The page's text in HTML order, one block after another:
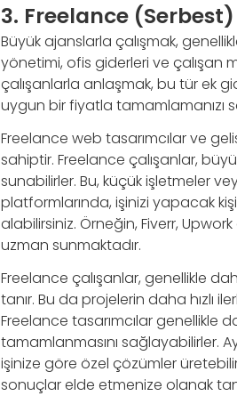
3. Freelance
Büyük ajanslarla çalışmak,
yönetimi, ofis giderleri ve çalışan
çalışanlarla anlaşmak, bu tür ek
uygun bir fiyatla tamamlamanızı
Freelance web tasarımcılar ve
sahiptir. Freelance çalışanlar,
sunabilirler. Bu, küçük işletmeler
platformlarında, işinizi yapacak
alabilirsiniz. Örneğin, Fiverr,
uzman sunmaktadır.
Freelance çalışanlar, genellikle
tanır. Bu da projelerin daha hızlı
Freelance tasarımcılar genellikle
tamamlanmasını sağlayabilirler.
işinize göre özel çözümler
sonuçlar elde etmenize olanak